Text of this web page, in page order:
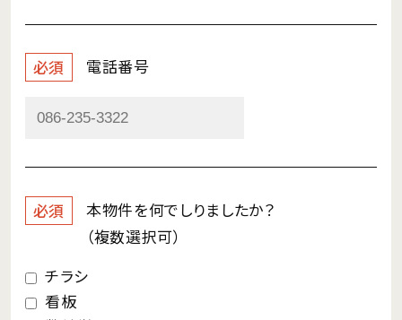
必須 電話番号
必須 本物件を何で しりましたか？
（複数選択可）
チラシ
看板